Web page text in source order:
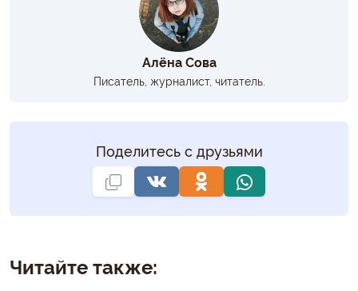
Алёна Сова
Писатель, журналист, читатель.
Поделитесь с друзьями
Читайте также: